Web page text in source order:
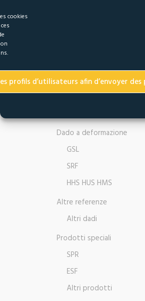
cookies
profils d’utilisateurs afin d’envoyer
Fissaggi modulari
Lega di alluminio
Dado a deformazione
GSL
SRF
HHS HUS HMS
Altre referenze
Altri dadi
Prodotti speciali
SPR
ESF
Altri prodotti